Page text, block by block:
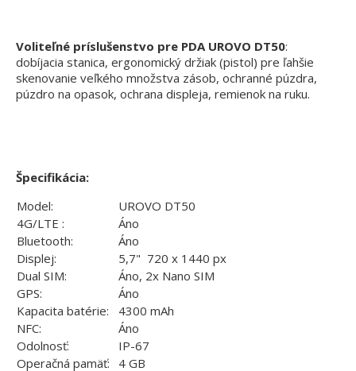
Voliteľné príslušenstvo pre PDA UROVO DT50:
dobíjacia stanica, ergonomický držiak (pistol) pre ľahšie
skenovanie veľkého množstva zásob, ochranné púzdra,
púzdro na opasok, ochrana displeja, remienok na ruku.
Špecifikácia:
Model:
UROVO DT50
4G/LTE :
Áno
Bluetooth:
Áno
Displej:
5,7" 720 x 1440 px
Dual SIM:
Áno, 2x Nano SIM
GPS:
Áno
Kapacita batérie:
4300 mAh
NFC:
Áno
Odolnosť:
IP-67
Operačná pamäť:
4 GB